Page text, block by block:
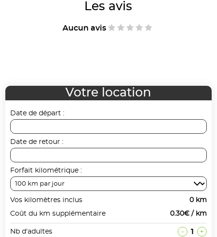
Les avis
Aucun avis
Votre location
Date de départ :
Date de retour :
Forfait kilométrique :
Vos kilomètres inclus
0 km
Coût du km supplémentaire
0.30€ / km
Nb d'adultes - 1 +